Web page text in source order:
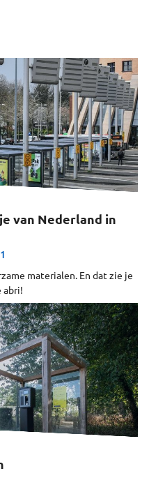
van Nederland in
materialen. En dat zie je
abri!